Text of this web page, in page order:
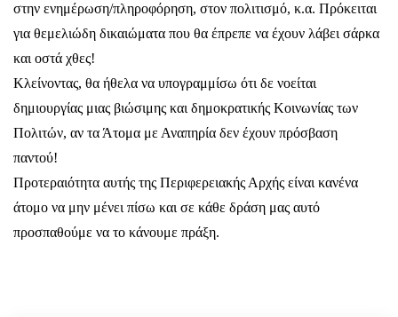
στην ενημέρωση/πληροφόρηση, στον πολιτισμό, κ.α. Πρόκειται
για θεμελιώδη δικαιώματα που θα έπρεπε να έχουν λάβει σάρκα
και οστά χθες!
Κλείνοντας, θα ήθελα να υπογραμμίσω ότι δε νοείται
δημιουργίας μιας βιώσιμης και δημοκρατικής Κοινωνίας των
Πολιτών, αν τα Άτομα με Αναπηρία δεν έχουν πρόσβαση
παντού!
Προτεραιότητα αυτής της Περιφερειακής Αρχής είναι κανένα
άτομο να μην μένει πίσω και σε κάθε δράση μας αυτό
προσπαθούμε να το κάνουμε πράξη.